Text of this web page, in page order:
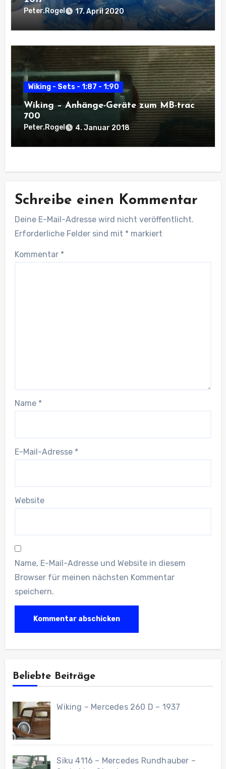
Peter.Rogel 17. April 2020
Wiking - Sets - 1:87 - 1:90
Wiking – Anhänge-Geräte zum MB-trac
700
Peter.Rogel 4. Januar 2018
Schreibe einen Kommentar
Deine E-Mail-Adresse wird nicht veröffentlicht.
Erforderliche Felder sind mit * markiert
Kommentar *
Name *
E-Mail-Adresse *
Website
Name, E-Mail-Adresse und Website in diesem
Browser für meinen nächsten Kommentar
speichern.
Beliebte Beiträge
Wiking – Mercedes 260 D – 1937
Siku 4116 – Mercedes Rundhauber –